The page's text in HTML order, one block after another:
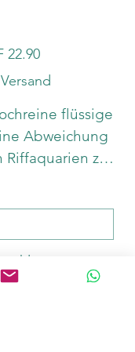
22.90
flüssige
Abweichung
Riffaquarien zu
mit unserem
ICP und IC